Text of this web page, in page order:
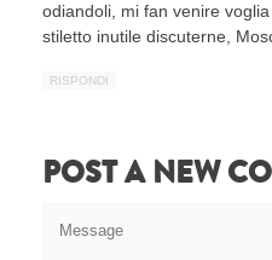
odiandoli, mi fan venire
stiletto inutile discuterne,
RISPONDI
POST A NEW